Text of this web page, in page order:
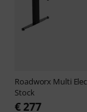
Roadworx Multi
Stock
€ 277